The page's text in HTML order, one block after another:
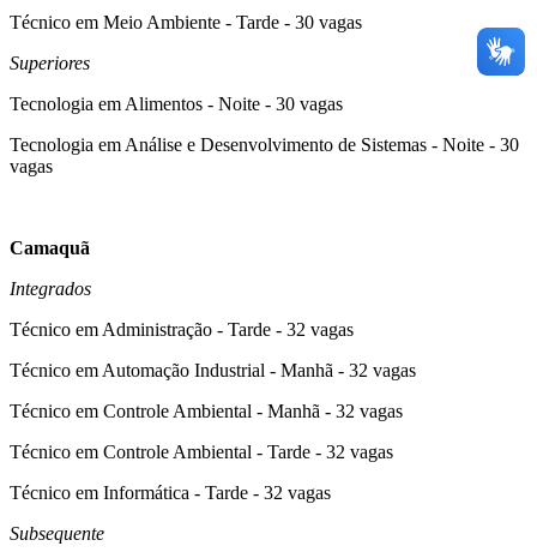
Técnico em Meio Ambiente - Tarde - 30 vagas
Superiores
Tecnologia em Alimentos - Noite - 30 vagas
Tecnologia em Análise e Desenvolvimento de Sistemas - Noite - 30
vagas
Camaquã
Integrados
Técnico em Administração - Tarde - 32 vagas
Técnico em Automação Industrial - Manhã - 32 vagas
Técnico em Controle Ambiental - Manhã - 32 vagas
Técnico em Controle Ambiental - Tarde - 32 vagas
Técnico em Informática - Tarde - 32 vagas
Subsequente